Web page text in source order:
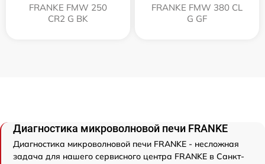
FRANKE FMW 250
CR2 G BK
FRANKE FMW 380 CL
G GF
Диагностика микроволновой печи FRANKE
Диагностика микроволновой печи FRANKE - несложная
задача для нашего сервисного центра FRANKE в Санкт-